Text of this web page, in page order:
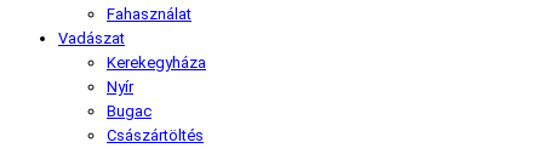
Fahasználat
Vadászat
Kerekegyháza
Nyír
Bugac
Császártöltés